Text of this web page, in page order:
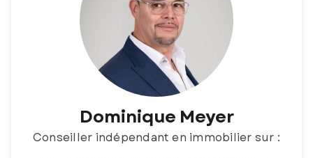
Dominique Meyer
Conseiller indépendant en immobilier sur :